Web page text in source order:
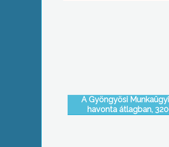
A Gyöngyösi
havonta átlagban,